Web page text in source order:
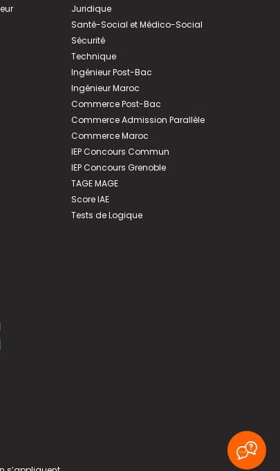
Juridique
Santé-Social et Médico-Social
Sécurité
Technique
Ingénieur Post-Bac
Ingénieur Maroc
Commerce Post-Bac
Commerce Admission Parallèle
Commerce Maroc
IEP Concours Commun
IEP Concours Grenoble
TAGE MAGE
Score IAE
Tests de Logique